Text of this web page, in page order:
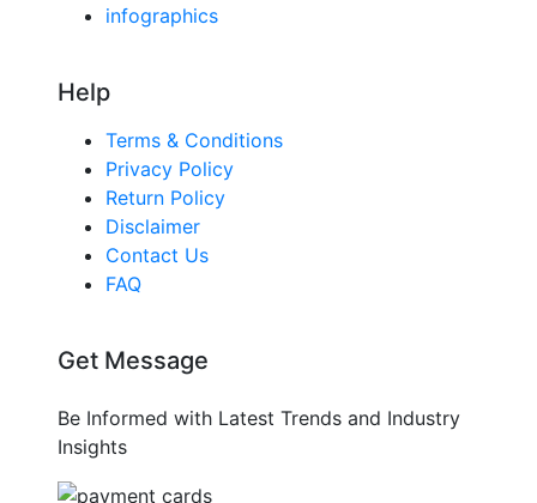
infographics
Help
Terms & Conditions
Privacy Policy
Return Policy
Disclaimer
Contact Us
FAQ
Get Message
Be Informed with Latest Trends and Industry
Insights